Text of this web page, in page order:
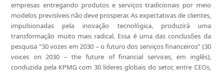
empresas entregando produtos e serviços tradicionais por meio
modelos previsíveis não deve prosperar. As expectativas de clientes,
impulsionadas pela inovação tecnológica, produzirá uma
transformação muito mais radical. Essa é uma das conclusões da
pesquisa “30 vozes em 2030 – o futuro dos serviços financeiros” (30
voices on 2030 – the future of financial services, em inglês),
conduzida pela KPMG com 30 líderes globais do setor, entre CEOs,